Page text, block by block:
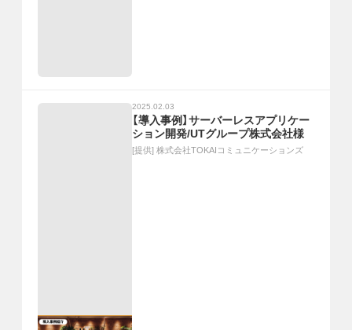
2025.02.03
【導入事例】サーバーレスアプリケー
ション開発/UTグループ株式会社様
[提供] 株式会社TOKAIコミュニケーションズ